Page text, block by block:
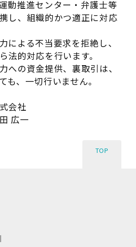
動推進センター・弁護士等
し、組織的かつ適正に対応
による不当要求を拒絶し、
法的対応を行います。
への資金提供、裏取引は、
も、一切行いません。
会社
広一
TOP